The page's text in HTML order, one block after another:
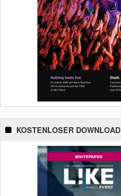
KOSTENLOSER DOWNLOAD